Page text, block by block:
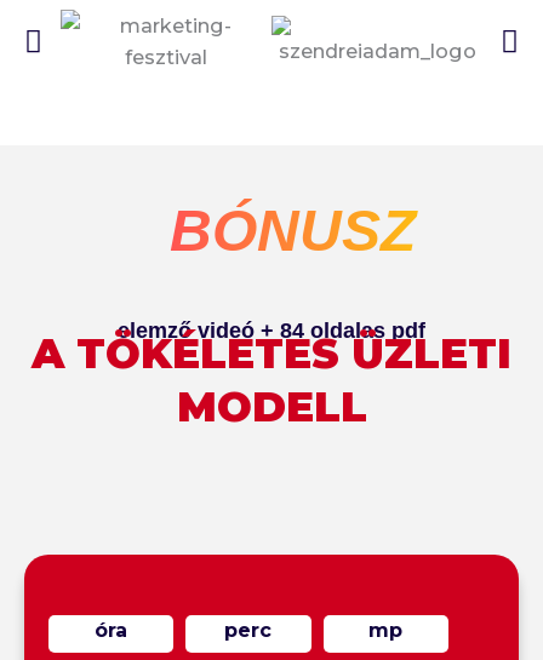
BÓNUSZ
elemző videó + 84 oldalas pdf
A TÖKÉLETES ÜZLETI
MODELL
óra perc mp